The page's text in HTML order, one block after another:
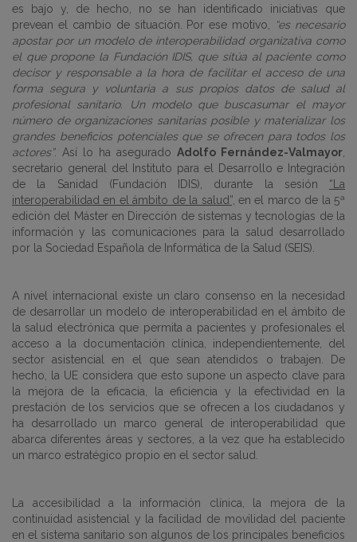
es bajo y, de hecho, no se han identificado iniciativas que
prevean el cambio de situación. Por ese motivo,
“es necesario
apostar por un modelo de interoperabilidad organizativa como
el que propone la Fundación IDIS, que sitúa al paciente como
decisor y responsable a la hora de facilitar el acceso de una
forma segura y voluntaria a sus propios datos de salud al
profesional sanitario. Un modelo que buscasumar el mayor
número de organizaciones sanitarias posible y materializar los
grandes beneficios potenciales que se ofrecen para todos los
actores”. Así lo ha asegurado Adolfo Fernández-Valmayor
secretario general del Instituto para el Desarrollo e Integración
de la Sanidad (Fundación IDIS), durante la sesión “La
interoperabilidad en el ámbito de la salud”, en el marco de la 5ª
edición del Máster en Dirección de sistemas y tecnologías de la
información y las comunicaciones para la salud desarrollado
por la Sociedad Española de Informática de la Salud (SEIS).
A nivel internacional existe un claro consenso en la necesidad
de desarrollar un modelo de interoperabilidad en el ámbito de
la salud electrónica que permita a pacientes y profesionales el
acceso a la documentación clínica, independientemente, del
sector asistencial en el que sean atendidos o trabajen. De
hecho, la UE considera que esto supone un aspecto clave para
la mejora de la eficacia, la eficiencia y la efectividad en la
prestación de los servicios que se ofrecen a los ciudadanos y
ha desarrollado un marco general de interoperabilidad que
abarca diferentes áreas y sectores, a la vez que ha establecido
un marco estratégico propio en el sector salud.
La accesibilidad a la información clínica, la mejora de la
continuidad asistencial y la facilidad de movilidad del paciente
en el sistema sanitario son algunos de los principales beneficios